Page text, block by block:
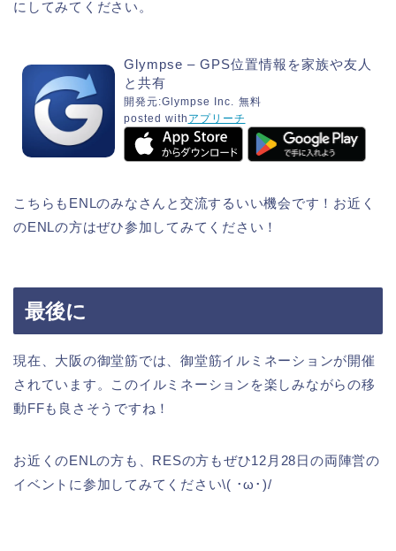
にしてみてください。
Glympse – GPS位置情報を家族や友人
と共有
開発元:Glympse Inc. 無料
posted with アプリーチ
こちらもENLのみなさんと交流するいい機会です！お近く
のENLの方はぜひ参加してみてください！
最後に
現在、大阪の御堂筋では、御堂筋イルミネーションが開催
されています。このイルミネーションを楽しみながらの移
動FFも良さそうですね！
お近くのENLの方も、RESの方もぜひ12月28日の両陣営の
イベントに参加してみてください\( ･ω･)/